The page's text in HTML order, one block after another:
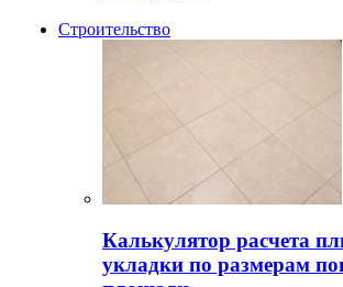
Строительство
Калькулятор расчета
укладки по размерам